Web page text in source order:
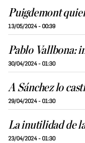
Puigdemont
13/05/2024 - 00:39
Pablo Vallbona:
30/04/2024 - 01:30
A Sánchez lo
29/04/2024 - 01:30
La inutilidad de
23/04/2024 - 01:30